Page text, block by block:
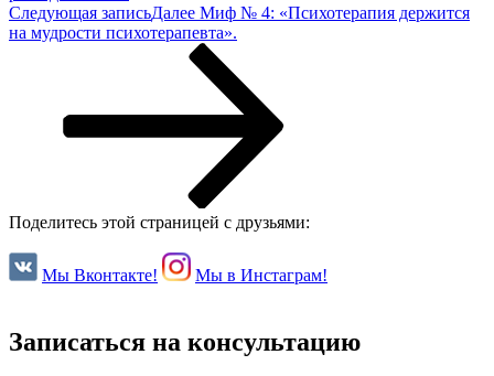
Следующая записьДалее Миф № 4: «Психотерапия держится
на мудрости психотерапевта».
Поделитесь этой страницей с друзьями:
Мы Вконтакте! Мы в Инстаграм!
Записаться на консультацию